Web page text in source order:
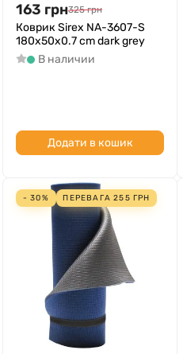
163 грн325 грн
Коврик Sirex NA-3607-S
180x50x0.7 cm dark grey
В наличии
Додати в кошик
- 30% ПЕРЕВАГА255 ГРН